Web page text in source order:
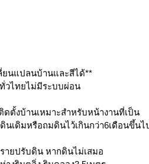
ยนแปลนบ้านและสีได้**
วไทยไม่มีระบบผ่อน
ตั้งบ้านเหมาะสำหรับหน้างานที่เป็น
นเดิมหรือถมดินไว้เกินกว่า6เดือนขึ้นไ
ายปรับดิน หากดินไม่เสมอ